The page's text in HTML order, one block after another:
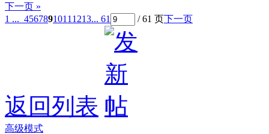
下一页 »
1 ... 4567891011 1213... 61 / 61 页下一页
返回列表
高级模式